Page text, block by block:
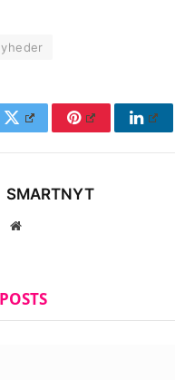
Twitter Pinterest
SMARTNYT
Website
POSTS